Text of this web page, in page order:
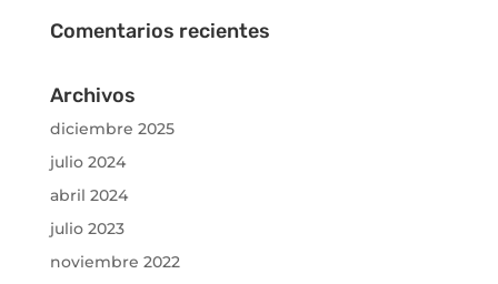
Comentarios recientes
Archivos
diciembre 2025
julio 2024
abril 2024
julio 2023
noviembre 2022